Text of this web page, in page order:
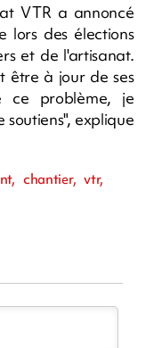
VTR a annoncé
lors des élections
et de l'artisanat.
être à jour de ses
ce problème, je
explique
chantier, vtr,